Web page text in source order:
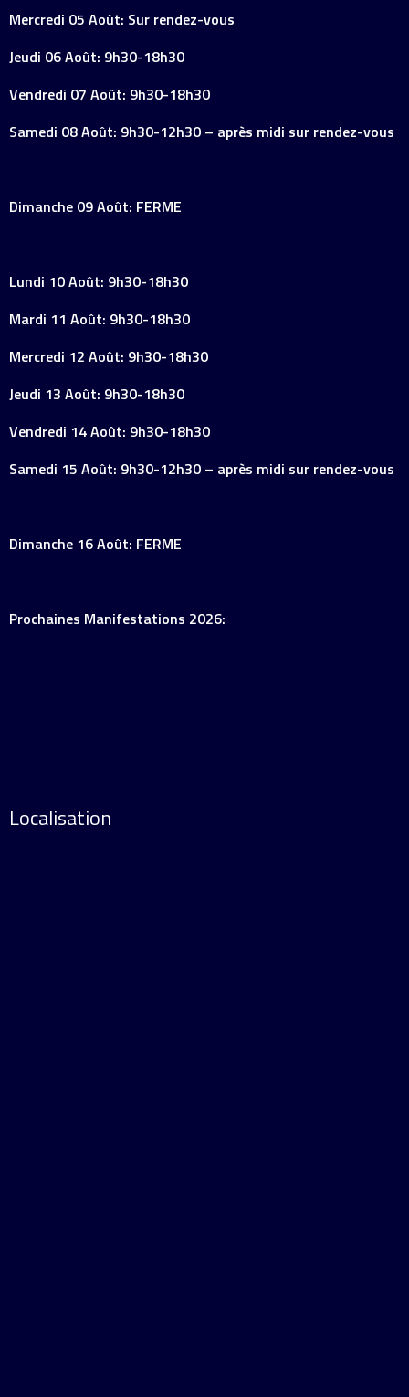
Mercredi 05 Août: Sur rendez-vous
Jeudi 06 Août: 9h30-18h30
Vendredi 07 Août: 9h30-18h30
Samedi 08 Août: 9h30-12h30 – après midi sur rendez-vous
Dimanche 09 Août: FERME
Lundi 10 Août: 9h30-18h30
Mardi 11 Août: 9h30-18h30
Mercredi 12 Août: 9h30-18h30
Jeudi 13 Août: 9h30-18h30
Vendredi 14 Août: 9h30-18h30
Samedi 15 Août: 9h30-12h30 – après midi sur rendez-vous
Dimanche 16 Août: FERME
Prochaines Manifestations 2026:
Localisation